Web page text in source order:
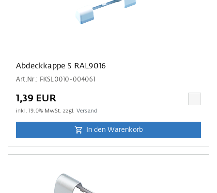
Abdeckkappe S RAL9016
Art.Nr.: FKSL0010-004061
1,39 EUR
inkl.19.0% MwSt. zzgl. Versand
In den Warenkorb